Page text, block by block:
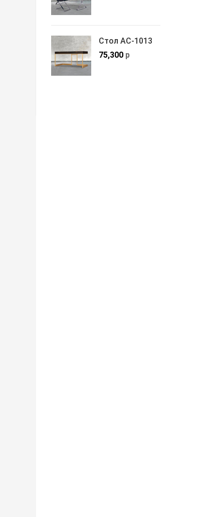
Стол АС-1013
75,300 р